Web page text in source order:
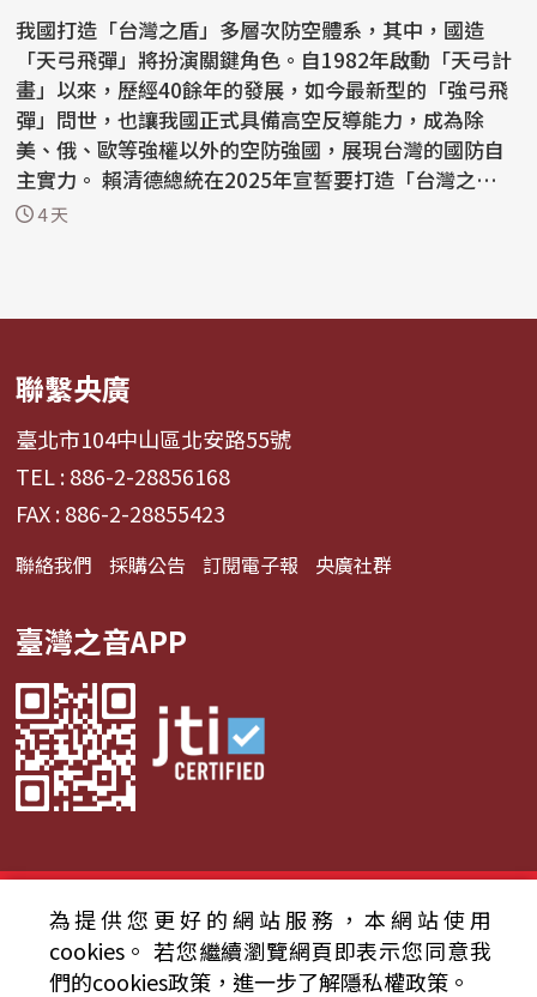
我國打造「台灣之盾」多層次防空體系，其中，國造
「天弓飛彈」將扮演關鍵角色。自1982年啟動「天弓計
畫」以來，歷經40餘年的發展，如今最新型的「強弓飛
彈」問世，也讓我國正式具備高空反導能力，成為除
美、俄、歐等強權以外的空防強國，展現台灣的國防自
主實力。 賴清德總統在2025年宣誓要打造「台灣之
盾」，將以...
4 天
聯繫央廣
臺北市104中山區北安路55號
TEL : 886-2-28856168
FAX : 886-2-28855423
聯絡我們 採購公告 訂閱電子報 央廣社群
臺灣之音APP
© 2024財團法人中央廣播電臺 版權所有
資通安全政策聲明
服務條款 隱私權條款
為提供您更好的網站服務，本網站使用
cookies。 若您繼續瀏覽網頁即表示您同意我
們的cookies政策，進一步了解隱私權政策。